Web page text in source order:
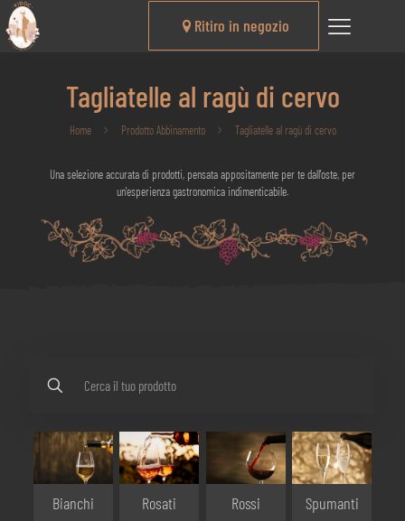
Ritiro in negozio
Tagliatelle al ragù di cervo
Home Prodotto Abbinamento Tagliatelle al ragù di cervo
Una selezione accurata di prodotti, pensata appositamente per te dall'oste, per
un'esperienza gastronomica indimenticabile.
Bianchi Rosati Rossi Spumanti